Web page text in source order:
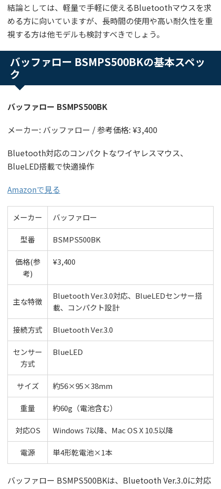
結論としては、軽量で手軽に使えるBluetoothマウスを求
める方に向いていますが、長時間の使用や高い耐久性を重
視する方は他モデルも検討すべきでしょう。
バッファロー BSMPS500BKの基本スペッ
ク
バッファロー BSMPS500BK
メーカー: バッファロー / 参考価格: ¥3,400
Bluetooth対応のコンパクトなワイヤレスマウス、
BlueLED搭載で快適操作
Amazonで見る
メーカー バッファロー
型番 BSMPS500BK
価格(参
考)
¥3,400
主な特徴
Bluetooth Ver.3.0対応、BlueLEDセンサー搭
載、コンパクト設計
接続方式 Bluetooth Ver.3.0
センサー
方式
BlueLED
サイズ 約56×95×38mm
重量 約60g（電池含む）
対応OS Windows 7以降、Mac OS X 10.5以降
電源 単4形乾電池×1本
バッファロー BSMPS500BKは、Bluetooth Ver.3.0に対応